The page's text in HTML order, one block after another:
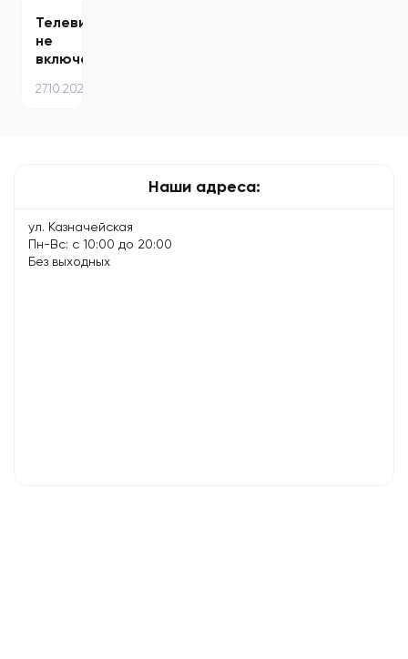
Телевизор
не
включается
причины
27.10.2025
Наши адреса:
ул. Казначейская
Пн-Вс: с 10:00 до 20:00
Без выходных